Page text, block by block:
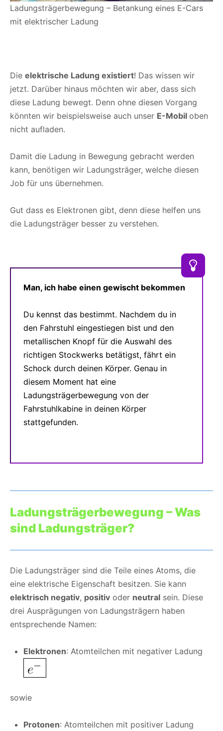
Ladungsträgerbewegung – Betankung eines E-Cars
mit elektrischer Ladung
Die elektrische Ladung existiert! Das wissen wir
jetzt. Darüber hinaus möchten wir aber, dass sich
diese Ladung bewegt. Denn ohne diesen Vorgang
könnten wir beispielsweise auch unser E-Mobil oben
nicht aufladen.
Damit die Ladung in Bewegung gebracht werden
kann, benötigen wir Ladungsträger, welche diesen
Job für uns übernehmen.
Gut dass es Elektronen gibt, denn diese helfen uns
die Ladungsträger besser zu verstehen.
Man, ich habe einen gewischt bekommen
Du kennst das bestimmt. Nachdem du in
den Fahrstuhl eingestiegen bist und den
metallischen Knopf für die Auswahl des
richtigen Stockwerks betätigst, fährt ein
Schock durch deinen Körper. Genau in
diesem Moment hat eine
Ladungsträgerbewegung von der
Fahrstuhlkabine in deinen Körper
stattgefunden.
Ladungsträgerbewegung – Was
sind Ladungsträger?
Die Ladungsträger sind die Teile eines Atoms, die
eine elektrische Eigenschaft besitzen. Sie kann
elektrisch negativ, positiv oder neutral sein. Diese
drei Ausprägungen von Ladungsträgern haben
entsprechende Namen:
Elektronen: Atomteilchen mit negativer Ladung
sowie
Protonen: Atomteilchen mit positiver Ladung